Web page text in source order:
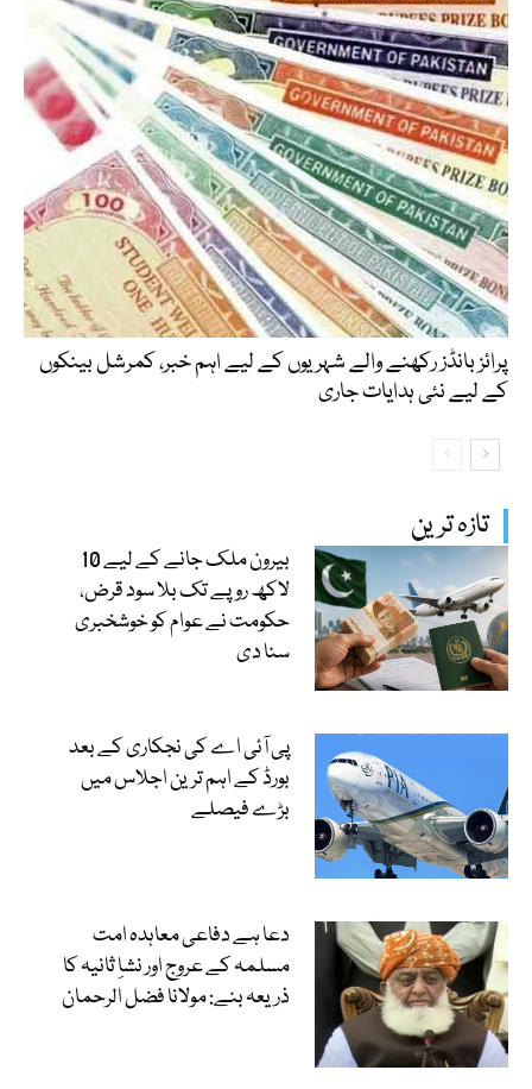
تازہ ترین
بیرون ملک جانے کے لیے 10
لاکھ روپے تک بلا سود قرض،
حکومت نے عوام کو خوشخبری
سنا دی
پی آئی اے کی نجکاری کے بعد
بورڈ کے اہم ترین اجلاس میں
بڑے فیصلے
دعا ہے دفاعی معاہدہ امت
مسلمہ کے عروج اور نشاِ ثانیہ کا
ذریعہ بنے: مولانا فضل الرحمان
پرائز بانڈز رکھنے والے شہریوں کے لیے اہم خبر، کمرشل بینکوں
کے لیے نئی ہدایات جاری